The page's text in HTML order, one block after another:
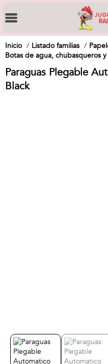
Inicio Listado familias
Botas de agua, chubasqueros
Paraguas Plegable
Black